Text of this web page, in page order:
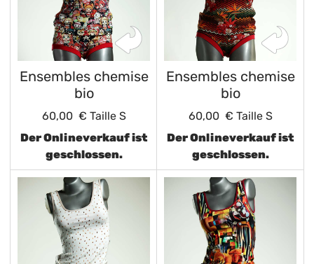
Ensembles chemise
bio
60,00 € Taille S
Der Onlineverkauf ist
geschlossen.
Ensembles chemise
bio
60,00 € Taille S
Der Onlineverkauf ist
geschlossen.